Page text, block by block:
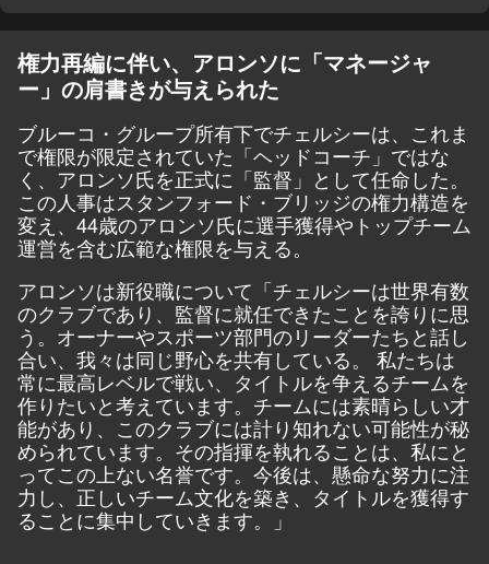
権力再編に伴い、アロンソに「マネージャ
ー」の肩書きが与えられた
ブルーコ・グループ所有下でチェルシーは、これま
で権限が限定されていた「ヘッドコーチ」ではな
く、アロンソ氏を正式に「監督」として任命した。
この人事はスタンフォード・ブリッジの権力構造を
変え、44歳のアロンソ氏に選手獲得やトップチーム
運営を含む広範な権限を与える。
アロンソは新役職について「チェルシーは世界有数
のクラブであり、監督に就任できたことを誇りに思
う。オーナーやスポーツ部門のリーダーたちと話し
合い、我々は同じ野心を共有している。 私たちは
常に最高レベルで戦い、タイトルを争えるチームを
作りたいと考えています。チームには素晴らしい才
能があり、このクラブには計り知れない可能性が秘
められています。その指揮を執れることは、私にと
ってこの上ない名誉です。今後は、懸命な努力に注
力し、正しいチーム文化を築き、タイトルを獲得す
ることに集中していきます。」